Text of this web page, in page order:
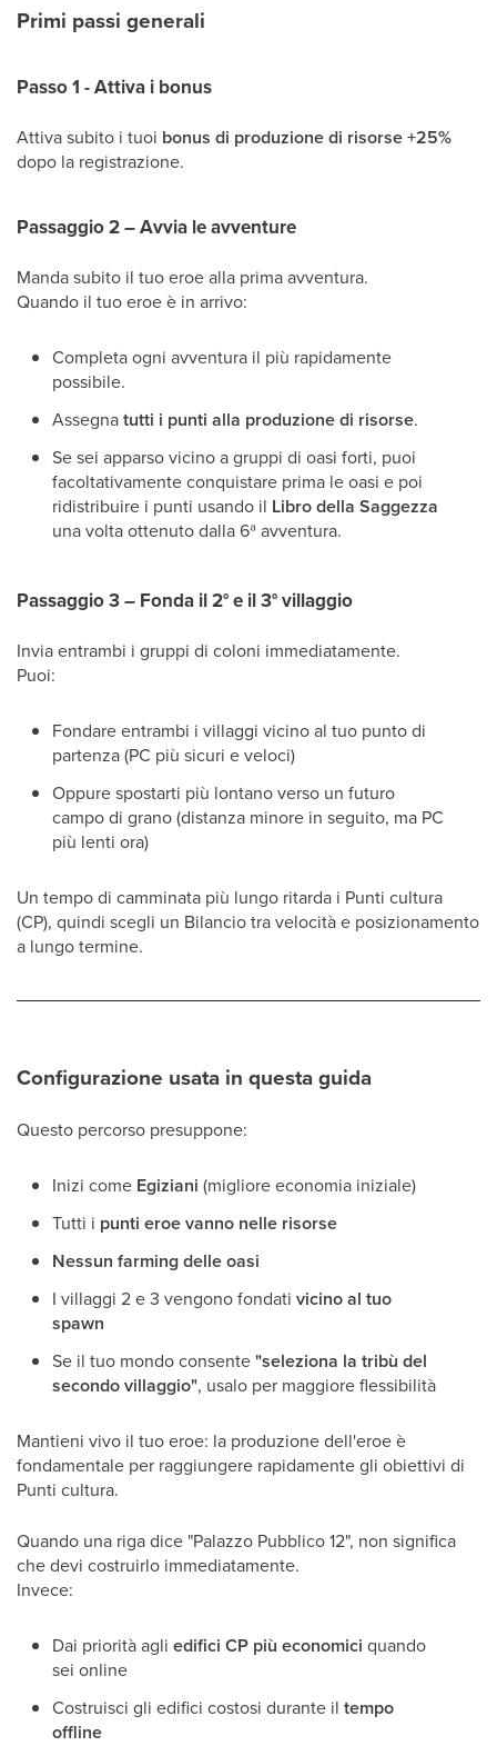
Primi passi generali
Passo 1 - Attiva i bonus
Attiva subito i tuoi bonus di produzione di risorse +25%
dopo la registrazione.
Passaggio 2 – Avvia le avventure
Manda subito il tuo eroe alla prima avventura.
Quando il tuo eroe è in arrivo:
Completa ogni avventura il più rapidamente
possibile.
Assegnatutti i punti alla produzione di risorse.
Se sei apparso vicino a gruppi di oasi forti, puoi
facoltativamente conquistare prima le oasi e poi
ridistribuire i punti usando il Libro della Saggezza
una volta ottenuto dalla 6ª avventura.
Passaggio 3 – Fonda il 2° e il 3° villaggio
Invia entrambi i gruppi di coloni immediatamente.
Puoi:
Fondare entrambi i villaggi vicino al tuo punto di
partenza (PC più sicuri e veloci)
Oppure spostarti più lontano verso un futuro
campo di grano (distanza minore in seguito, ma PC
più lenti ora)
Un tempo di camminata più lungo ritarda i Punti cultura
(CP), quindi scegli un Bilancio tra velocità e posizionamento
a lungo termine.
Configurazione usata in questa guida
Questo percorso presuppone:
Inizi come Egiziani (migliore economia iniziale)
Tutti i punti eroe vanno nelle risorse
Nessun farming delle oasi
I villaggi 2 e 3 vengono fondati vicino al tuo
spawn
Se il tuo mondo consente"seleziona la tribù del
secondo villaggio", usalo per maggiore flessibilità
Mantieni vivo il tuo eroe: la produzione dell'eroe è
fondamentale per raggiungere rapidamente gli obiettivi di
Punti cultura.
Quando una riga dice "Palazzo Pubblico 12", non significa
che devi costruirlo immediatamente.
Invece:
Dai priorità agli edifici CP più economici quando
sei online
Costruisci gli edifici costosi durante il tempo
offline